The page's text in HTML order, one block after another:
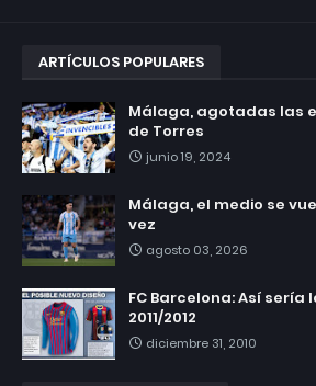
ARTÍCULOS POPULARES
Málaga, agotadas las
de Torres
junio 19, 2024
Málaga, el medio se
vez
agosto 03, 2026
FC Barcelona: Así sería
2011/2012
diciembre 31, 2010